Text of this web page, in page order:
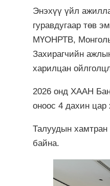
Энэхүү үйл
гуравдугаар төв
МҮОНРТВ,
Захирагчийн
харилцан
2026 онд ХААН
оноос 4 дахин цар
Талуудын хамтран
байна.